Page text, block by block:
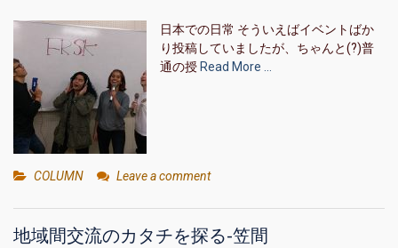
日本での日常 そういえばイベントばか
り投稿していましたが、ちゃんと(?)普
通の授 Read More …
COLUMN Leave a comment
地域間交流のカタチを探る-笠間